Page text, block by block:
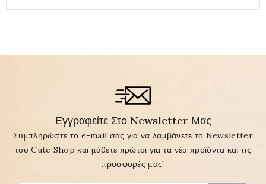
Εγγραφείτε Στο Newsletter Μας
Συμπληρώστε το e-mail σας για να λαμβάνετε το Newsletter
του Cute Shop και μάθετε πρώτοι για τα νέα προϊόντα και τις
προσφορές μας!